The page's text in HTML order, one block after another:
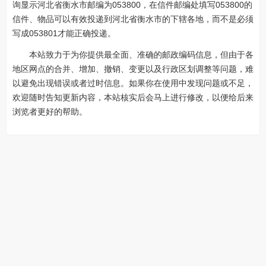
询显示河北省衡水市邮编为053800，在信件邮编处填写053800的
信件、物品可以有效投递到河北省衡水市的下辖各地，而不是必须
写成053801才能正确投递。
本站致力于为你提供最全面、准确的邮政编码信息，但由于各
地区网点的合并、增加、撤销、变更以及行政区划调整等问题，难
以避免出现错误或者过时信息。如果你在使用中发现问题或不足，
欢迎随时告知更新内容，本站核实后会马上进行修改，以便给后来
浏览者更好的帮助。